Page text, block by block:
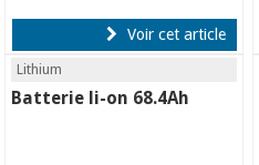
Voir cet article
Lithium
Batterie li-on 68.4Ah